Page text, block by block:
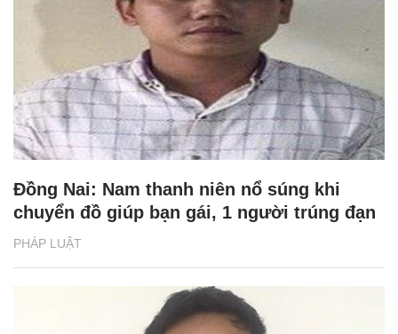
PHÁP LUẬT
Đồng Nai: Nam thanh niên nổ súng khi
chuyển đồ giúp bạn gái, 1 người trúng đạn